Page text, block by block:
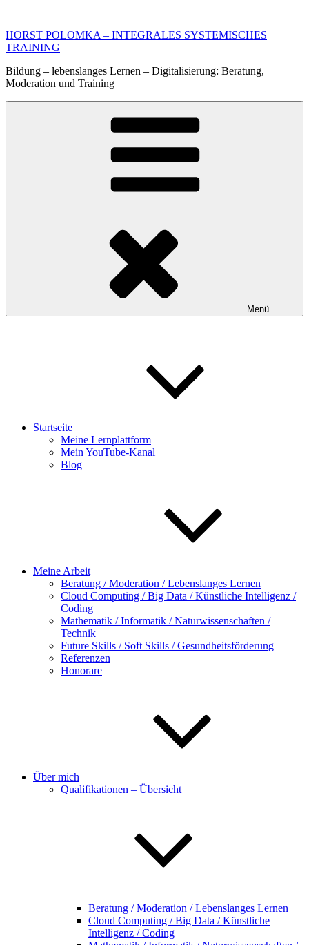
springen
HORST POLOMKA – INTEGRALES SYSTEMISCHES
TRAINING
Bildung – lebenslanges Lernen – Digitalisierung: Beratung,
Moderation und Training
Menü
Startseite
Meine Lernplattform
Mein YouTube-Kanal
Blog
Meine Arbeit
Beratung / Moderation / Lebenslanges Lernen
Cloud Computing / Big Data / Künstliche Intelligenz /
Coding
Mathematik / Informatik / Naturwissenschaften /
Technik
Future Skills / Soft Skills / Gesundheitsförderung
Referenzen
Honorare
Über mich
Qualifikationen – Übersicht
Beratung / Moderation / Lebenslanges Lernen
Cloud Computing / Big Data / Künstliche
Intelligenz / Coding